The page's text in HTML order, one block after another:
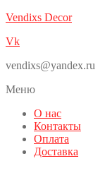
Vendixs Decor
Vk
vendixs@yandex.ru
Меню
О нас
Контакты
Оплата
Доставка